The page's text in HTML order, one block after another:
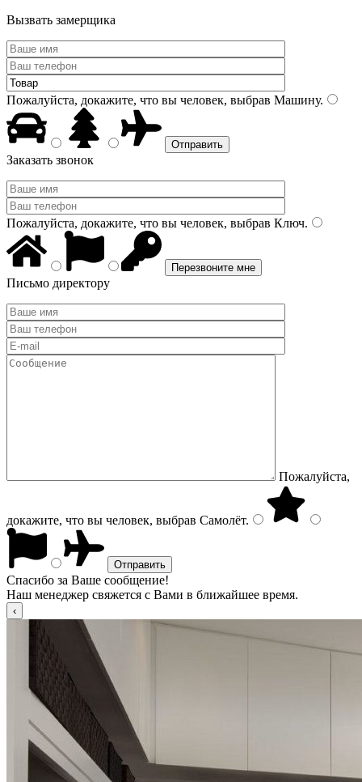
Вызвать замерщика
Пожалуйста, докажите, что вы человек, выбрав Машину.
Заказать звонок
Пожалуйста, докажите, что вы человек, выбрав Ключ.
Письмо директору
Пожалуйста,
докажите, что вы человек, выбрав Самолёт.
Спасибо за Ваше сообщение!
Наш менеджер свяжется с Вами в ближайшее время.